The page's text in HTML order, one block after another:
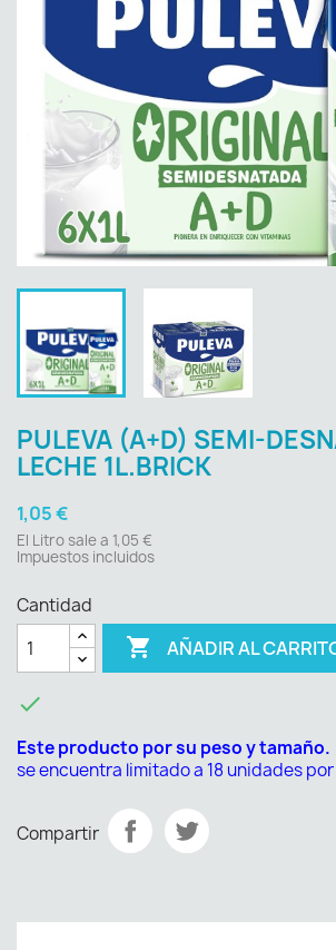
PULEVA (A+D) SEMI-
LECHE 1L.BRICK
1,05 €
El Litro sale a 1,05 €
Impuestos incluidos
Cantidad
 AÑADIR AL

Este producto por su peso y tamaño.
se encuentra limitado a 18 unidades
Compartir